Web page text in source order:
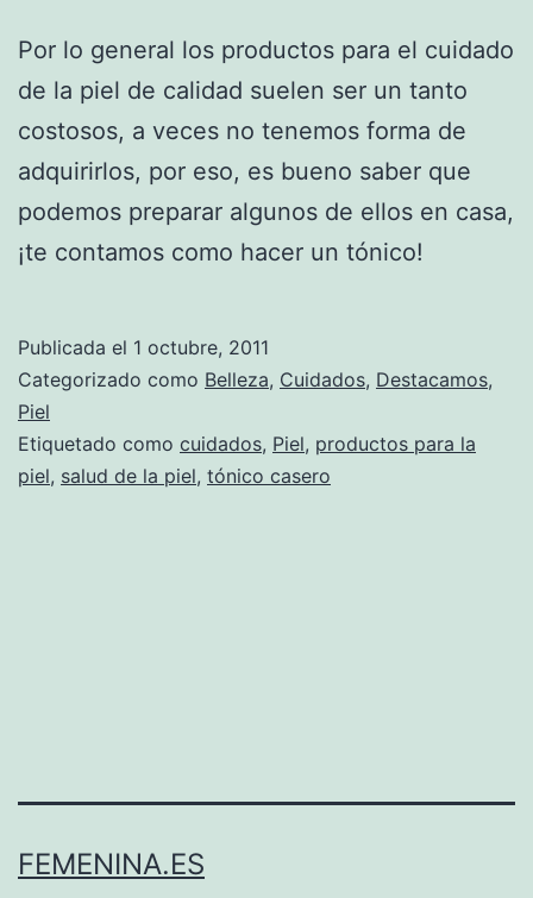
Por lo general los productos para el cuidado
de la piel de calidad suelen ser un tanto
costosos, a veces no tenemos forma de
adquirirlos, por eso, es bueno saber que
podemos preparar algunos de ellos en casa,
¡te contamos como hacer un tónico!
Publicada el 1 octubre, 2011
Categorizado como Belleza, Cuidados, Destacamos,
Piel
Etiquetado como cuidados, Piel, productos para la
piel, salud de la piel, tónico casero
FEMENINA.ES